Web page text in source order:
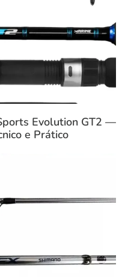
Evolution GT2 —
e Prático